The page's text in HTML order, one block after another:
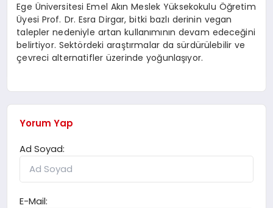
Ege Üniversitesi Emel Akın Meslek Yüksekokulu Öğretim
Üyesi Prof. Dr. Esra Dirgar, bitki bazlı derinin vegan
talepler nedeniyle artan kullanımının devam edeceğini
belirtiyor. Sektördeki araştırmalar da sürdürülebilir ve
çevreci alternatifler üzerinde yoğunlaşıyor.
Yorum Yap
Ad Soyad:
E-Mail: